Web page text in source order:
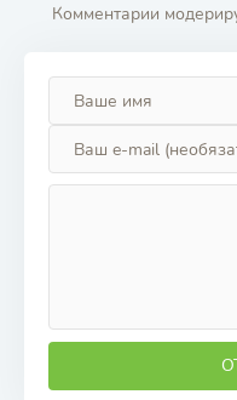
Комментарии